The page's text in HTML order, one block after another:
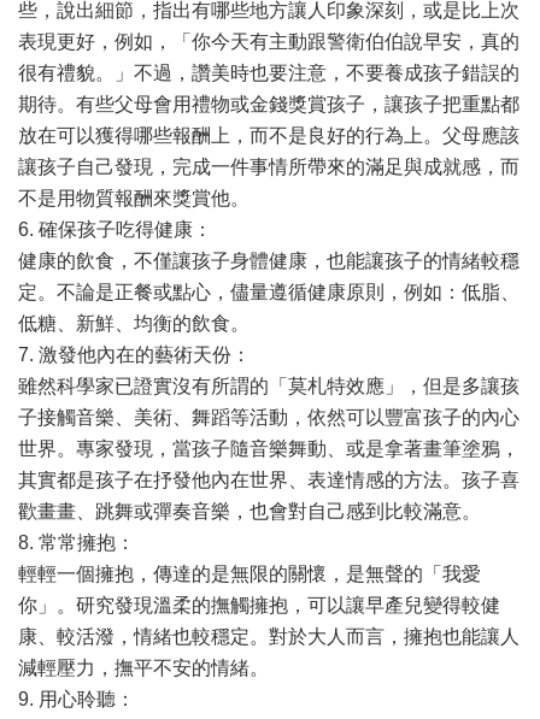
些，說出細節，指出有哪些地方讓人印象深刻，或是比上次
表現更好，例如，「你今天有主動跟警衛伯伯說早安，真的
很有禮貌。」不過，讚美時也要注意，不要養成孩子錯誤的
期待。有些父母會用禮物或金錢獎賞孩子，讓孩子把重點都
放在可以獲得哪些報酬上，而不是良好的行為上。父母應該
讓孩子自己發現，完成一件事情所帶來的滿足與成就感，而
不是用物質報酬來獎賞他。
6. 確保孩子吃得健康：
健康的飲食，不僅讓孩子身體健康，也能讓孩子的情緒較穩
定。不論是正餐或點心，儘量遵循健康原則，例如：低脂、
低糖、新鮮、均衡的飲食。
7. 激發他內在的藝術天份：
雖然科學家已證實沒有所謂的「莫札特效應」，但是多讓孩
子接觸音樂、美術、舞蹈等活動，依然可以豐富孩子的內心
世界。專家發現，當孩子隨音樂舞動、或是拿著畫筆塗鴉，
其實都是孩子在抒發他內在世界、表達情感的方法。孩子喜
歡畫畫、跳舞或彈奏音樂，也會對自己感到比較滿意。
8. 常常擁抱：
輕輕一個擁抱，傳達的是無限的關懷，是無聲的「我愛
你」。研究發現溫柔的撫觸擁抱，可以讓早產兒變得較健
康、較活潑，情緒也較穩定。對於大人而言，擁抱也能讓人
減輕壓力，撫平不安的情緒。
9. 用心聆聽：